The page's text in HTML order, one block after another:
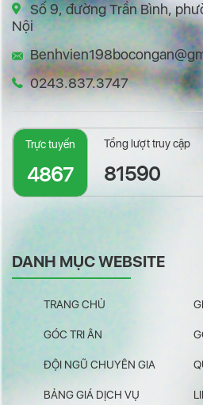
Số 9, đường Trần Bình,
Nội
0243.837.3747
Trực tuyến
4867
Tổng lượt truy cập
81590
DANH MỤC WEBSITE
TRANG CHỦ
GÓC TRI ÂN
ĐỘI NGŨ CHUYÊN GIA
BẢNG GIÁ DỊCH VỤ